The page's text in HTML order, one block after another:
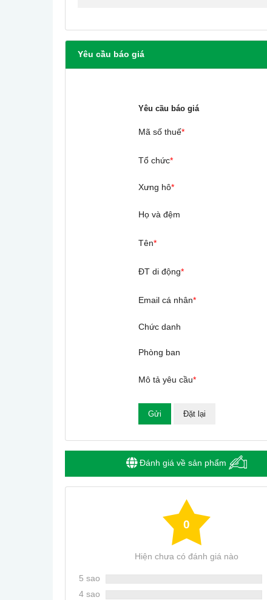
Yêu cầu báo giá
Yêu cầu báo giá
Mã số thuế*
Tổ chức*
Xưng hô*
Họ và đệm
Tên*
ĐT di động*
Email cá nhân*
Chức danh
Phòng ban
Mô tả yêu cầu*
Đánh giá về sản phẩm
0
Hiện chưa có đánh giá nào
5 sao
4 sao